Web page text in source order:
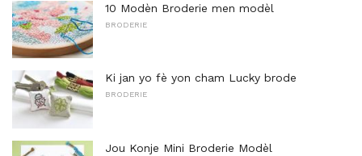
10 Modèn Broderie men modèl
BRODERIE
Ki jan yo fè yon cham Lucky brode
BRODERIE
Jou Konje Mini Broderie Modèl